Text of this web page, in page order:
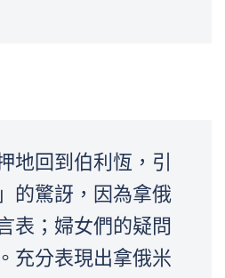
地回到伯利恆，引
的驚訝，因為拿俄
表；婦女們的疑問
充分表現出拿俄米